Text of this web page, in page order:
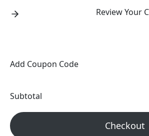
Review Your
Add Coupon Code
Subtotal
Checkout